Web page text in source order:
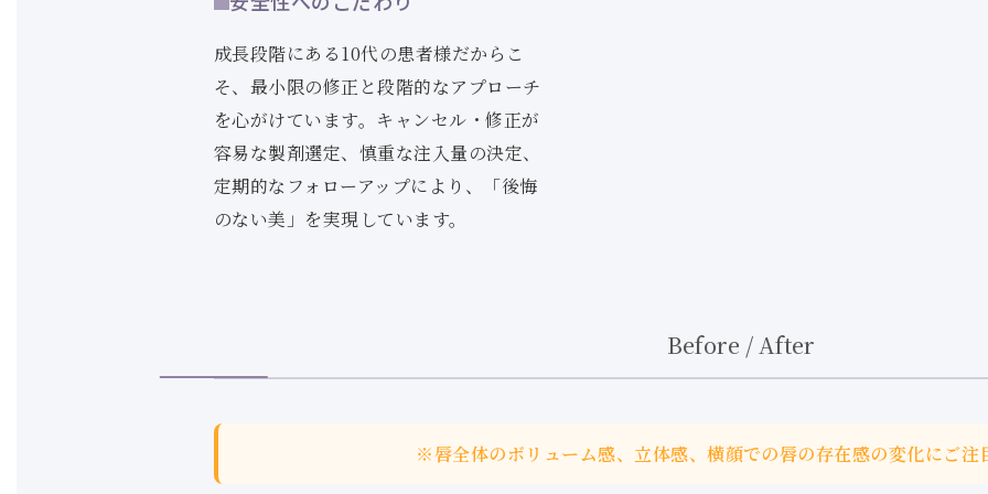
成長段階にある10代の患者様だからこ
そ、最小限の修正と段階的なアプローチ
を心がけています。キャンセル・修正が
容易な製剤選定、慎重な注入量の決定、
定期的なフォローアップにより、「後悔
のない美」を実現しています。
Before / After
※唇全体のボリューム感、立体感、横顔での唇の存在感の変化にご注